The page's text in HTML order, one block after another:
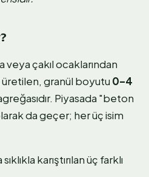
çakıl ocaklarından
üretilen, granül boyutu 0–4
Piyasada "beton
da geçer; her üç isim
karıştırılan üç farklı